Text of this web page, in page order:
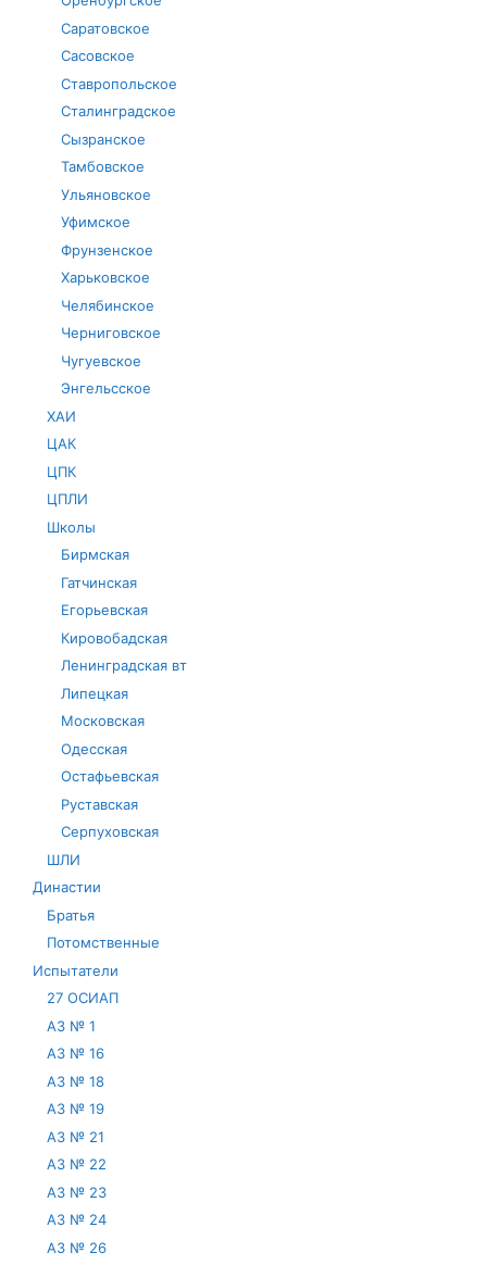
Саратовское
Сасовское
Ставропольское
Сталинградское
Сызранское
Тамбовское
Ульяновское
Уфимское
Фрунзенское
Харьковское
Челябинское
Черниговское
Чугуевское
Энгельсское
ХАИ
ЦАК
ЦПК
ЦПЛИ
Школы
Бирмская
Гатчинская
Егорьевская
Кировобадская
Ленинградская вт
Липецкая
Московская
Одесская
Остафьевская
Руставская
Серпуховская
ШЛИ
Династии
Братья
Потомственные
Испытатели
27 ОСИАП
АЗ № 1
АЗ № 16
АЗ № 18
АЗ № 19
АЗ № 21
АЗ № 22
АЗ № 23
АЗ № 24
АЗ № 26